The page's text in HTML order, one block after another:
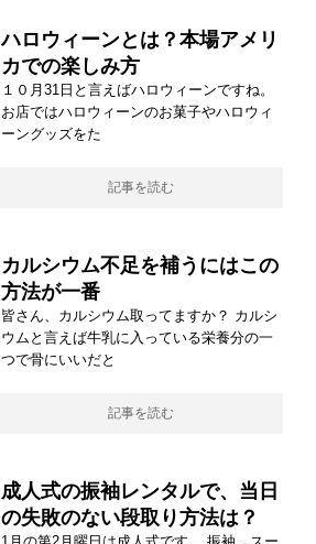
ハロウィーンとは？本場アメリ
カでの楽しみ方
１０月31日と言えばハロウィーンですね。
お店ではハロウィーンのお菓子やハロウィ
ーングッズをた
記事を読む
カルシウム不足を補うにはこの
方法が一番
皆さん、カルシウム取ってますか？ カルシ
ウムと言えば牛乳に入っている栄養分の一
つで骨にいいだと
記事を読む
成人式の振袖レンタルで、当日
の失敗のない段取り方法は？